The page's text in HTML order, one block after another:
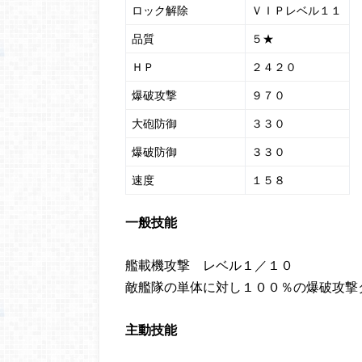
ロック解除 ＶＩＰレベル１１
品質 ５★
ＨＰ ２４２０
爆破攻撃 ９７０
大砲防御 ３３０
爆破防御 ３３０
速度 １５８
一般技能
艦載機攻撃 レベル１／１０
敵艦隊の単体に対し１００％の爆破攻撃
主動技能